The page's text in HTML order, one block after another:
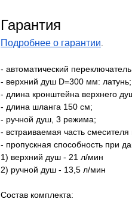
Гарантия
Подробнее о гарантии.
- автоматический
- верхний душ D=300 мм: латунь;
- длина кронштейна верхнего
- длина шланга 150 см;
- ручной душ, 3 режима;
- встраиваемая часть смесителя
- пропускная способность при
1) верхний душ - 21 л/мин
2) ручной душ - 13,5 л/мин
Состав комплекта: